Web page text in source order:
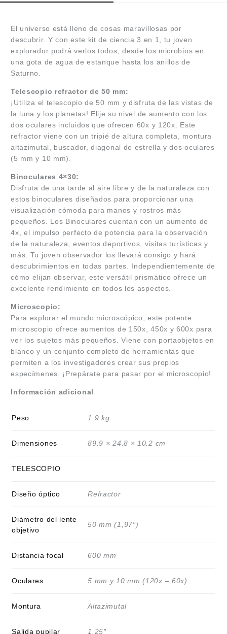
El universo está lleno de cosas maravillosas por
descubrir. Y con este kit de ciencia 3 en 1, tu joven
explorador podrá verlos todos, desde los microbios en
una gota de agua de estanque hasta los anillos de
Saturno.
Telescopio refractor de 50 mm:
¡Utiliza el telescopio de 50 mm y disfruta de las vistas de
la luna y los planetas! Elije su nivel de aumento con los
dos oculares incluidos que ofrecen 60x y 120x. Este
refractor viene con un tripié de altura completa, montura
altazimutal, buscador, diagonal de estrella y dos oculares
(5 mm y 10 mm).
Binoculares 4×30:
Disfruta de una tarde al aire libre y de la naturaleza con
estos binoculares diseñados para proporcionar una
visualización cómoda para manos y rostros más
pequeños. Los Binoculares cuentan con un aumento de
4x, el impulso perfecto de potencia para la observación
de la naturaleza, eventos deportivos, visitas turísticas y
más. Tu joven observador los llevará consigo y hará
descubrimientos en todas partes. Independientemente de
cómo elijan observar, este versátil prismático ofrece un
excelente rendimiento en todos los aspectos.
Microscopio:
Para explorar el mundo microscópico, este potente
microscopio ofrece aumentos de 150x, 450x y 600x para
ver los sujetos más pequeños. Viene con portaobjetos en
blanco y un conjunto completo de herramientas que
permiten a los investigadores crear sus propios
especímenes. ¡Prepárate para pasar por el microscopio!
Información adicional
Peso 1.9 kg
Dimensiones 89.9 × 24.8 × 10.2 cm
TELESCOPIO
Diseño óptico Refractor
Diámetro del lente
objetivo
50 mm (1,97″)
Distancia focal 600 mm
Oculares 5 mm y 10 mm (120x – 60x)
Montura Altazimutal
Salida pupilar 1.25″